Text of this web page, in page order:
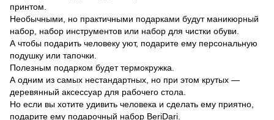
принтом.
Необычными, но практичными подарками будут маникюрный
набор, набор инструментов или набор для чистки обуви.
А чтобы подарить человеку уют, подарите ему персональную
подушку или тапочки.
Полезным подарком будет термокружка.
А одним из самых нестандартных, но при этом крутых —
деревянный аксессуар для рабочего стола.
Но если вы хотите удивить человека и сделать ему приятно,
подарите ему подарочный набор BeriDari.